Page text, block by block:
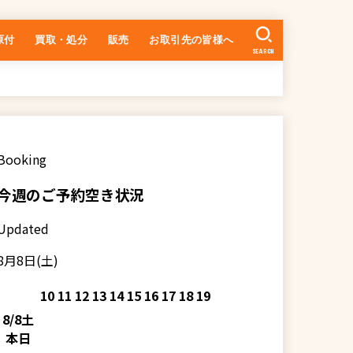
付 買取・処分 販売 お取引先の皆様へ
SEARCH